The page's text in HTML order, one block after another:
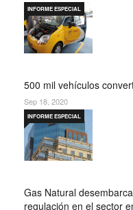
500 mil vehículos
INFORME ESPECIAL
Sep 18, 2020
Gas Natural
regulación en el sector
INFORME ESPECIAL